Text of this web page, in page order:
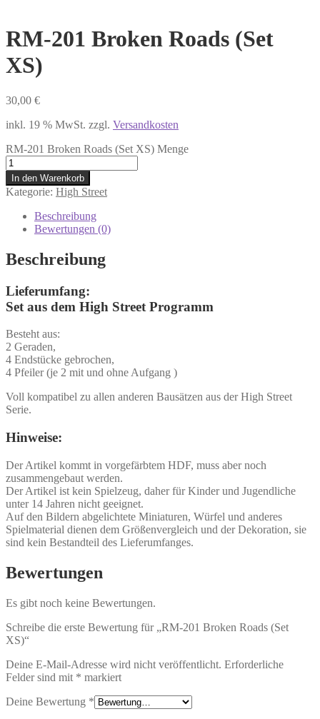
RM-201 Broken Roads (Set
XS)
30,00 €
inkl. 19 % MwSt. zzgl. Versandkosten
RM-201 Broken Roads (Set XS) Menge
In den Warenkorb
Kategorie: High Street
Beschreibung
Bewertungen (0)
Beschreibung
Lieferumfang:
Set aus dem High Street Programm
Besteht aus:
2 Geraden,
4 Endstücke gebrochen,
4 Pfeiler (je 2 mit und ohne Aufgang )
Voll kompatibel zu allen anderen Bausätzen aus der High Street
Serie.
Hinweise:
Der Artikel kommt in vorgefärbtem HDF, muss aber noch
zusammengebaut werden.
Der Artikel ist kein Spielzeug, daher für Kinder und Jugendliche
unter 14 Jahren nicht geeignet.
Auf den Bildern abgelichtete Miniaturen, Würfel und anderes
Spielmaterial dienen dem Größenvergleich und der Dekoration, sie
sind kein Bestandteil des Lieferumfanges.
Bewertungen
Es gibt noch keine Bewertungen.
Schreibe die erste Bewertung für „RM-201 Broken Roads (Set
XS)“
Deine E-Mail-Adresse wird nicht veröffentlicht. Erforderliche
Felder sind mit * markiert
Deine Bewertung *